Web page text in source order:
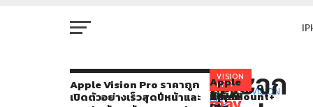
Apple Vision Pro ราคาถูก
เปิดตัวอย่างเร็วสุดปีหน้าและ
VISION
PRO
กระจก
วาง
จำหน่าย
You
Apple
Vision
Apple
Paramount+
LG
RELATED
TOPICS: VISION
PRO